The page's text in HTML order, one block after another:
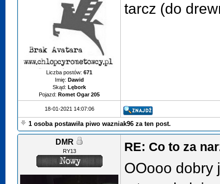
Liczba postów:671
Imię: Dawid
Skąd: Lębork
Pojazd: Romet Ogar 205
tarcz (do
18-01-2021 14:07:06
1 osoba postawiła piwo wazniak96 za ten post.
DMR
RY13 RE: Co to za
OOooo dobry